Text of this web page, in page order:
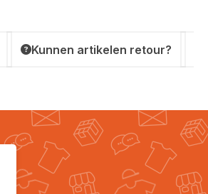
Kunnen artikelen retour?